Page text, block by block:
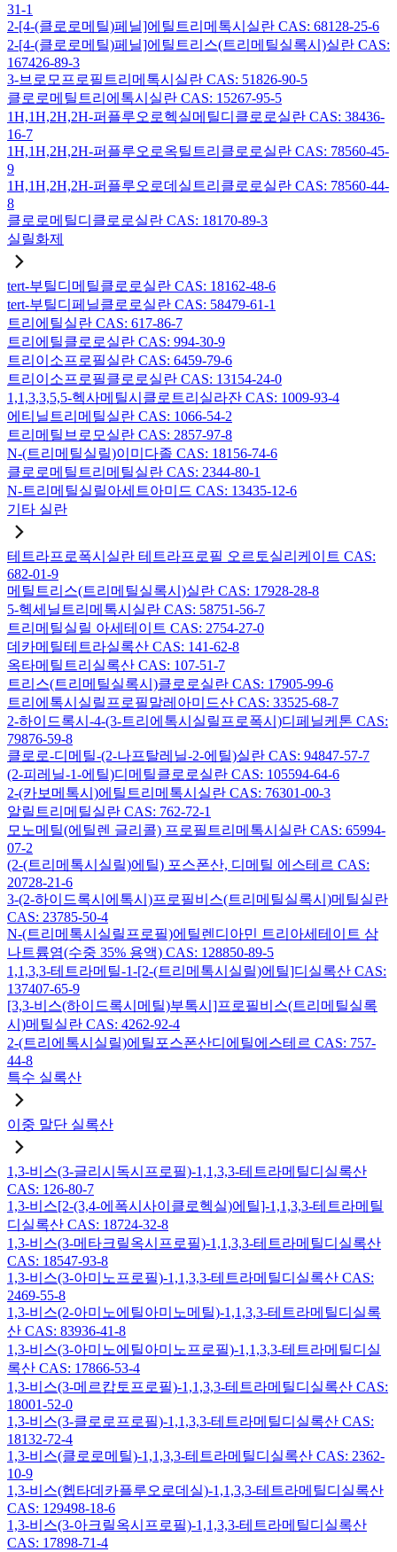
31-1
2-[4-(클로로메틸)페닐]에틸트리메톡시실란 CAS: 68128-25-6
2-[4-(클로로메틸)페닐]에틸트리스(트리메틸실록시)실란 CAS:
167426-89-3
3-브로모프로필트리메톡시실란 CAS: 51826-90-5
클로로메틸트리에톡시실란 CAS: 15267-95-5
1H,1H,2H,2H-퍼플루오로헥실메틸디클로로실란 CAS: 38436-
16-7
1H,1H,2H,2H-퍼플루오로옥틸트리클로로실란 CAS: 78560-45-
9
1H,1H,2H,2H-퍼플루오로데실트리클로로실란 CAS: 78560-44-
8
클로로메틸디클로로실란 CAS: 18170-89-3
실릴화제
tert-부틸디메틸클로로실란 CAS: 18162-48-6
tert-부틸디페닐클로로실란 CAS: 58479-61-1
트리에틸실란 CAS: 617-86-7
트리에틸클로로실란 CAS: 994-30-9
트리이소프로필실란 CAS: 6459-79-6
트리이소프로필클로로실란 CAS: 13154-24-0
1,1,3,3,5,5-헥사메틸시클로트리실라잔 CAS: 1009-93-4
에티닐트리메틸실란 CAS: 1066-54-2
트리메틸브로모실란 CAS: 2857-97-8
N-(트리메틸실릴)이미다졸 CAS: 18156-74-6
클로로메틸트리메틸실란 CAS: 2344-80-1
N-트리메틸실릴아세트아미드 CAS: 13435-12-6
기타 실란
테트라프로폭시실란 테트라프로필 오르토실리케이트 CAS:
682-01-9
메틸트리스(트리메틸실록시)실란 CAS: 17928-28-8
5-헥세닐트리메톡시실란 CAS: 58751-56-7
트리메틸실릴 아세테이트 CAS: 2754-27-0
데카메틸테트라실록산 CAS: 141-62-8
옥타메틸트리실록산 CAS: 107-51-7
트리스(트리메틸실록시)클로로실란 CAS: 17905-99-6
트리에톡시실릴프로필말레아미드산 CAS: 33525-68-7
2-하이드록시-4-(3-트리에톡시실릴프로폭시)디페닐케톤 CAS:
79876-59-8
클로로-디메틸-(2-나프탈레닐-2-에틸)실란 CAS: 94847-57-7
(2-피레닐-1-에틸)디메틸클로로실란 CAS: 105594-64-6
2-(카보메톡시)에틸트리메톡시실란 CAS: 76301-00-3
알릴트리메틸실란 CAS: 762-72-1
모노메틸(에틸렌 글리콜) 프로필트리메톡시실란 CAS: 65994-
07-2
(2-(트리메톡시실릴)에틸) 포스폰산, 디메틸 에스테르 CAS:
20728-21-6
3-(2-하이드록시에톡시)프로필비스(트리메틸실록시)메틸실란
CAS: 23785-50-4
N-(트리메톡시실릴프로필)에틸렌디아민 트리아세테이트 삼
나트륨염(수중 35% 용액) CAS: 128850-89-5
1,1,3,3-테트라메틸-1-[2-(트리메톡시실릴)에틸]디실록산 CAS:
137407-65-9
[3,3-비스(하이드록시메틸)부톡시]프로필비스(트리메틸실록
시)메틸실란 CAS: 4262-92-4
2-(트리에톡시실릴)에틸포스폰산디에틸에스테르 CAS: 757-
44-8
특수 실록산
이중 말단 실록산
1,3-비스(3-글리시독시프로필)-1,1,3,3-테트라메틸디실록산
CAS: 126-80-7
1,3-비스[2-(3,4-에폭시사이클로헥실)에틸]-1,1,3,3-테트라메틸
디실록산 CAS: 18724-32-8
1,3-비스(3-메타크릴옥시프로필)-1,1,3,3-테트라메틸디실록산
CAS: 18547-93-8
1,3-비스(3-아미노프로필)-1,1,3,3-테트라메틸디실록산 CAS:
2469-55-8
1,3-비스(2-아미노에틸아미노메틸)-1,1,3,3-테트라메틸디실록
산 CAS: 83936-41-8
1,3-비스(3-아미노에틸아미노프로필)-1,1,3,3-테트라메틸디실
록산 CAS: 17866-53-4
1,3-비스(3-메르캅토프로필)-1,1,3,3-테트라메틸디실록산 CAS:
18001-52-0
1,3-비스(3-클로로프로필)-1,1,3,3-테트라메틸디실록산 CAS:
18132-72-4
1,3-비스(클로로메틸)-1,1,3,3-테트라메틸디실록산 CAS: 2362-
10-9
1,3-비스(헵타데카플루오로데실)-1,1,3,3-테트라메틸디실록산
CAS: 129498-18-6
1,3-비스(3-아크릴옥시프로필)-1,1,3,3-테트라메틸디실록산
CAS: 17898-71-4